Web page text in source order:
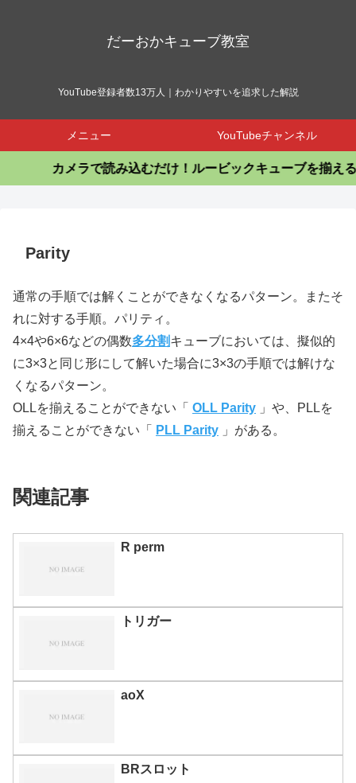
だーおかキューブ教室
YouTube登録者数13万人｜わかりやすいを追求した解説
メニュー YouTubeチャンネル
カメラで読み込むだけ！ルービックキューブを揃えるア
Parity
通常の手順では解くことができなくなるパターン。またそ
れに対する手順。パリティ。
4×4や6×6などの偶数多分割キューブにおいては、擬似的
に3×3と同じ形にして解いた場合に3×3の手順では解けな
くなるパターン。
OLLを揃えることができない「 OLL Parity 」や、PLLを
揃えることができない「
PLL Parity 」がある。
関連記事
R perm
トリガー
aoX
BRスロット